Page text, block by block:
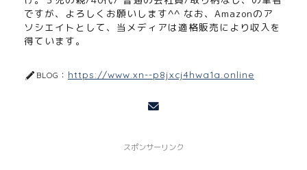
ですが、よろしくお願いします^^ なお、Amazonのア
ソシエイトとして、当メディアは適格販売により収入を
得ています。
BLOG： https://www.xn--p8jxcj4hwa1a.online
スポンサーリンク